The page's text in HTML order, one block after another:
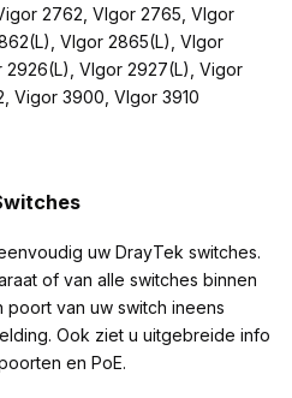
2762, VIgor 2765, VIgor
VIgor 2865(L), VIgor
VIgor 2927(L), Vigor
Vigor 3900, VIgor 3910
uw DrayTek switches.
of van alle switches binnen
van uw switch ineens
Ook ziet u uitgebreide info
en PoE.